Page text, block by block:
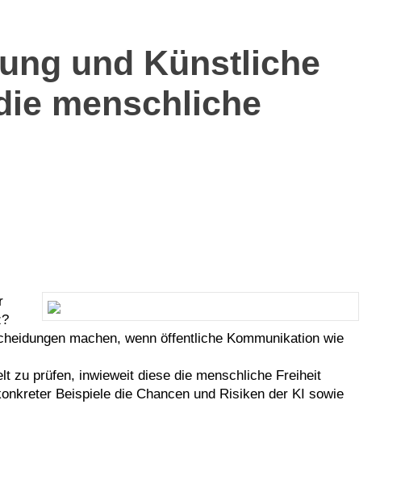
und Künstliche
menschliche
machen, wenn öffentliche Kommunikation wie
zu prüfen, inwieweit diese die menschliche Freiheit
Beispiele die Chancen und Risiken der KI sowie